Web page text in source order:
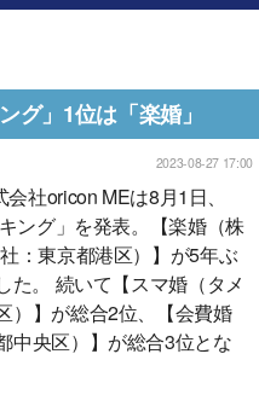
グ」1位は「楽婚」
2023-08-27 17:00
社oricon MEは8月1日、
ング」を発表。【楽婚（株
：東京都港区）】が5年ぶ
た。 続いて【スマ婚（タメ
）】が総合2位、【会費婚
中央区）】が総合3位とな